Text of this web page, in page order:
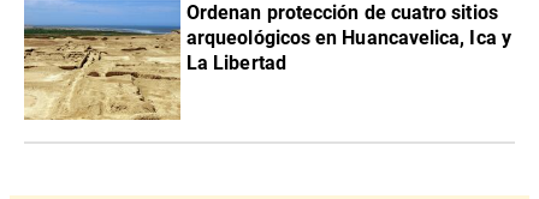
Ordenan protección de cuatro sitios
arqueológicos en Huancavelica, Ica y
La Libertad